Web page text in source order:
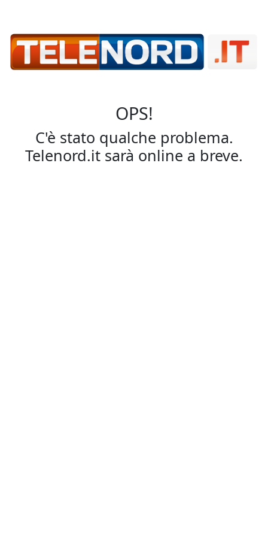
OPS!
C'è stato qualche problema.
Telenord.it sarà online a breve.